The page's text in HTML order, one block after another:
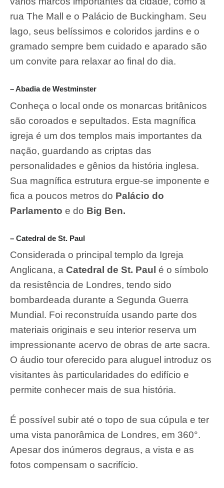
rua The Mall e o Palácio de Buckingham. Seu
lago, seus belíssimos e coloridos jardins e o
gramado sempre bem cuidado e aparado são
um convite para relaxar ao final do dia.
– Abadia de Westminster
Conheça o local onde os monarcas britânicos
são coroados e sepultados. Esta magnífica
igreja é um dos templos mais importantes da
nação, guardando as criptas das
personalidades e gênios da história inglesa.
Sua magnífica estrutura ergue-se imponente e
fica a poucos metros do Palácio do
Parlamento e do Big Ben.
– Catedral de St. Paul
Considerada o principal templo da Igreja
Anglicana, a Catedral de St. Paul é o símbolo
da resistência de Londres, tendo sido
bombardeada durante a Segunda Guerra
Mundial. Foi reconstruída usando parte dos
materiais originais e seu interior reserva um
impressionante acervo de obras de arte sacra.
O áudio tour oferecido para aluguel introduz os
visitantes às particularidades do edifício e
permite conhecer mais de sua história.
É possível subir até o topo de sua cúpula e ter
uma vista panorâmica de Londres, em 360°.
Apesar dos inúmeros degraus, a vista e as
fotos compensam o sacrifício.